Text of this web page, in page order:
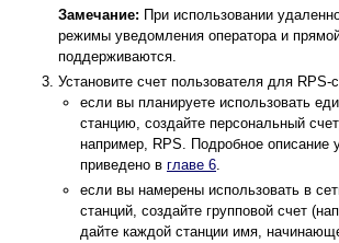
Замечание: При использовании
режимы уведомления оператора и
поддерживаются.
Установите счет пользователя для RPS-
если вы планируете использовать
станцию, создайте персональный
например, RPS. Подробное описание
приведено в главе 6.
если вы намерены использовать в
станций, создайте групповой счет
дайте каждой станции имя,